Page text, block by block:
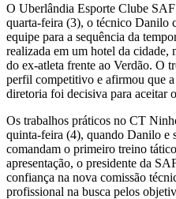
O Uberlândia Esporte Clube
quarta-feira (3), o técnico Danilo
equipe para a sequência da
realizada em um hotel da
do ex-atleta frente ao Verdão. O
perfil competitivo e afirmou que
diretoria foi decisiva para aceitar
Os trabalhos práticos no CT
quinta-feira (4), quando Danilo e
comandam o primeiro treino
apresentação, o presidente da
confiança na nova comissão
profissional na busca pelos